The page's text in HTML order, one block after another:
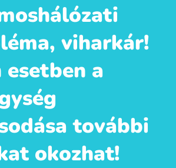
viharkár!
esetben a
további
okozhat!